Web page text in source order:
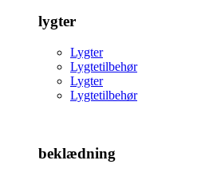
lygter
Lygter
Lygtetilbehør
Lygter
Lygtetilbehør
beklædning